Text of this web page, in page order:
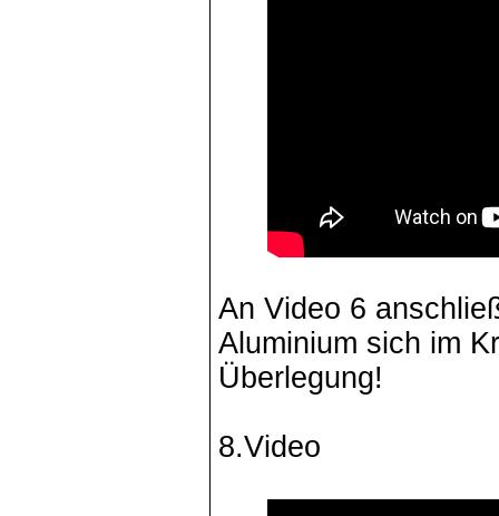
An Video 6
Aluminium sich im
Überlegung!
8.Video